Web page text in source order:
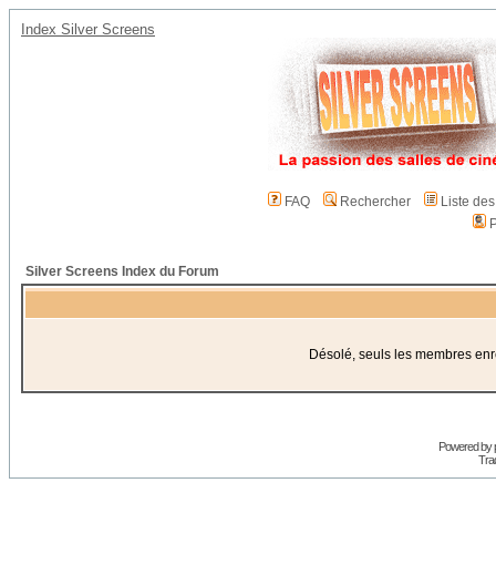
Index Silver Screens
FAQ Rechercher
Liste
Silver Screens Index du Forum
Désolé, seuls les membres
Powered by